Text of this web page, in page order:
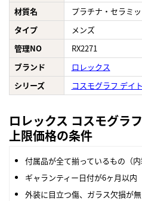
材質名
プラチナ・セラミ
タイプ
メンズ
管理NO
RX2271
ブランド
ロレックス
シリーズ
コスモグラフ デイ
ロレックス コスモグラ
上限価格の条件
付属品が全て揃っているもの（
ギャランティー日付が6ヶ月以内
外装に目立つ傷、ガラス欠損が